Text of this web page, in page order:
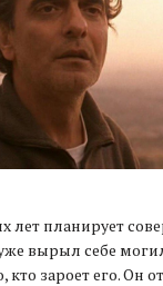
лет планирует
вырыл себе
кто зароет его. Он